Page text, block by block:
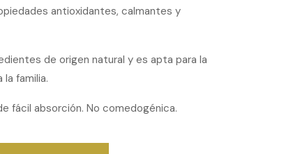
antioxidantes, calmantes y
de origen natural y es apta para la
familia.
fácil absorción. No comedogénica.